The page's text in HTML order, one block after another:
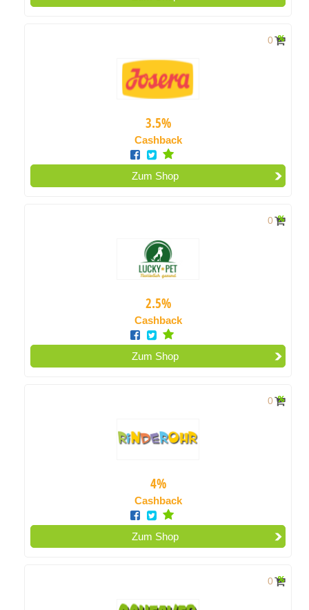
0
3.5%
Cashback
Zum Shop
0
2.5%
Cashback
Zum Shop
0
4%
Cashback
Zum Shop
0